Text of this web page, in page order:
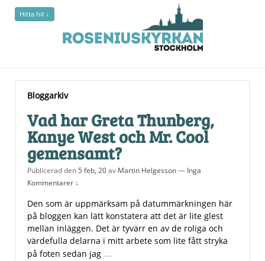
Hitta hit ↓
Bloggarkiv
Vad har Greta Thunberg,
Kanye West och Mr. Cool
gemensamt?
Publicerad den5 feb, 20av Martin Helgesson— Inga
Kommentarer ↓
Den som är uppmärksam på datummärkningen här
på bloggen kan lätt konstatera att det är lite glest
mellan inläggen. Det är tyvärr en av de roliga och
värdefulla delarna i mitt arbete som lite fått stryka
på foten sedan jag …